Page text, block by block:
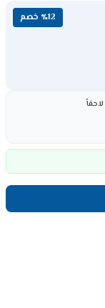
٪12 خصم